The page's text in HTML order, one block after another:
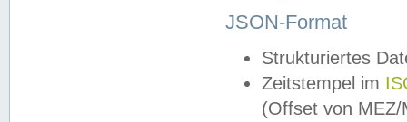
JSON-Format
Strukturiertes
Zeitstempel im
(Offset von MEZ/